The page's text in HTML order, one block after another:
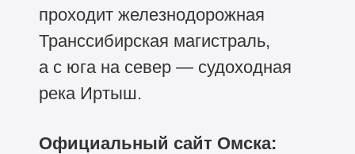
проходит железнодорожная
Транссибирская магистраль,
а с юга на север — судоходная
река Иртыш.
Официальный сайт Омска: